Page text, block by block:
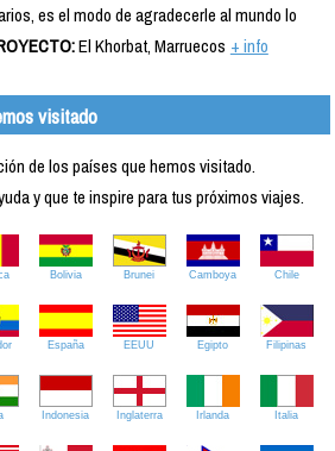
es el modo de agradecerle al mundo lo
El Khorbat, Marruecos + info
visitado
de los países que hemos visitado.
y que te inspire para tus próximos viajes.
Bolivia Brunei Camboya Chile
España EEUU Egipto Filipinas
Indonesia Inglaterra Irlanda Italia